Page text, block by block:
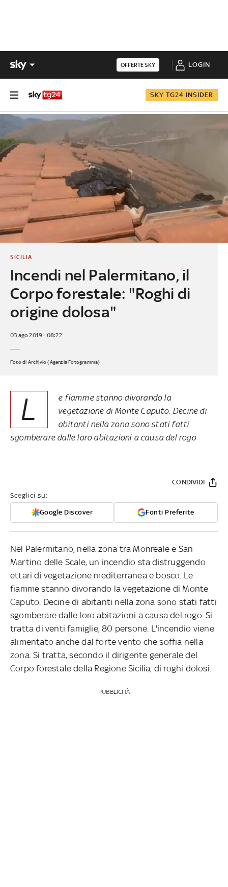
OFFERTE SKY LOGIN
SKY TG24 INSIDER
Incendi nel Palermitano, il
Corpo forestale: "Roghi di
origine dolosa"
SICILIA
03 ago 2019 - 08:22
Foto di Archivio (Agenzia Fotogramma)
L
e fiamme stanno divorando la
vegetazione di Monte Caputo. Decine di
abitanti nella zona sono stati fatti
sgomberare dalle loro abitazioni a causa del rogo
Sceglici su:
Google Discover Fonti Preferite
CONDIVIDI
Nel Palermitano, nella zona tra Monreale e San
Martino delle Scale, un incendio sta distruggendo
ettari di vegetazione mediterranea e bosco. Le
fiamme stanno divorando la vegetazione di Monte
Caputo. Decine di abitanti nella zona sono stati fatti
sgomberare dalle loro abitazioni a causa del rogo. Si
tratta di venti famiglie, 80 persone. L'incendio viene
alimentato anche dal forte vento che soffia nella
zona. Si tratta, secondo il dirigente generale del
Corpo forestale della Regione Sicilia, di roghi dolosi.
PUBBLICITÀ